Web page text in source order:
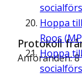
Hoppa till
Roos
Hoppa
Protokoll
Anföranden: